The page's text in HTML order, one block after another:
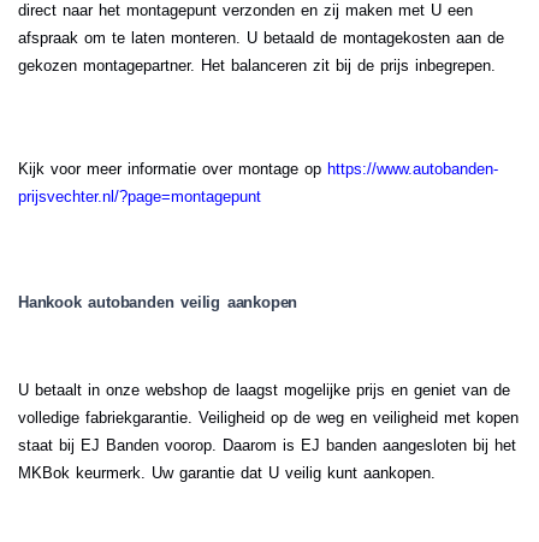
direct naar het montagepunt verzonden en zij maken met U een
afspraak om te laten monteren. U betaald de montagekosten aan de
gekozen montagepartner. Het balanceren zit bij de prijs inbegrepen.
Kijk voor meer informatie over montage op https://www.autobanden-
prijsvechter.nl/?page=montagepunt
Hankook autobanden veilig aankopen
U betaalt in onze webshop de laagst mogelijke prijs en geniet van de
volledige fabriekgarantie. Veiligheid op de weg en veiligheid met kopen
staat bij EJ Banden voorop. Daarom is EJ banden aangesloten bij het
MKBok keurmerk. Uw garantie dat U veilig kunt aankopen.